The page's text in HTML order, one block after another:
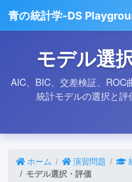
青の統計学-DS
モデル選
AIC、BIC、交差検証、ROC
統計モデルの選択と
ホーム 演習問題
モデル選択・評価